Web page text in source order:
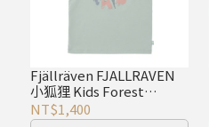
Fjällräven FJALLRAVEN
小狐狸 Kids Forest
Findings T shirt 綠鏽
NT$1,400